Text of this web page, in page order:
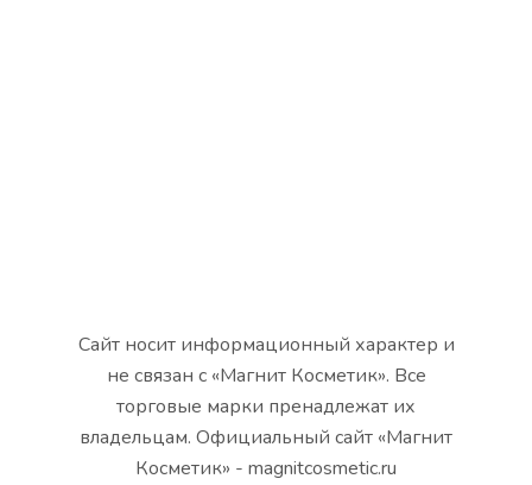
Сайт носит информационный характер и
не связан с «Магнит Косметик». Все
торговые марки пренадлежат их
владельцам. Официальный сайт «Магнит
Косметик» - magnitcosmetic.ru